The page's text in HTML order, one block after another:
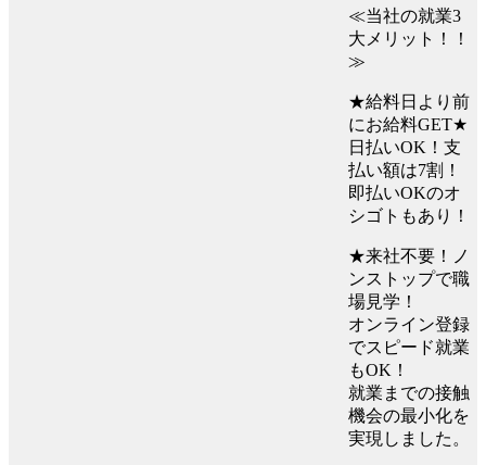
≪当社の就業3
大メリット！！
≫
★給料日より前
にお給料GET★
日払いOK！支
払い額は7割！
即払いOKのオ
シゴトもあり！
★来社不要！ノ
ンストップで職
場見学！
オンライン登録
でスピード就業
もOK！
就業までの接触
機会の最小化を
実現しました。